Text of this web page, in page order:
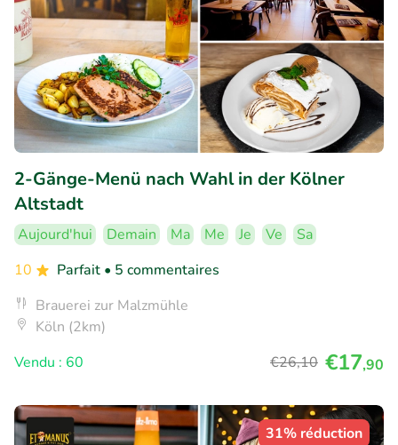
2-Gänge-Menü nach Wahl in der Kölner
Altstadt
Aujourd'hui Demain Ma Me Je Ve
Sa
10
Parfait • 5 commentaires
Brauerei zur Malzmühle
Köln (2km)
Vendu : 60
€26,10 €17,90
31% réduction